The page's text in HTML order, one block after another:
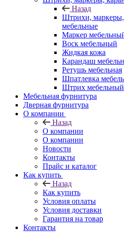
Назад
Штрихи,
мебельные
Маркер
Воск мебельный
Жидкая кожа
Карандаш
Ретушь мебельная
Шпатлевка
Штрих мебельный
Мебельная фурнитура
Дверная фурнитура
О компании
Назад
О компании
О компании
Новости
Контакты
Прайс и каталог
Как купить
Назад
Как купить
Условия оплаты
Условия доставки
Гарантия на товар
Контакты